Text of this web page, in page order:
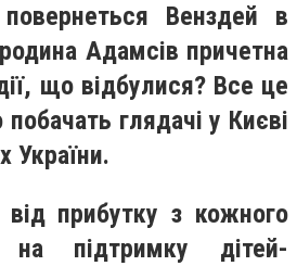
Венздей в
Адамсів причетна
що відбулися? Все це
побачать глядачі у Києві
України.
від прибутку з кожного
підтримку дітей-